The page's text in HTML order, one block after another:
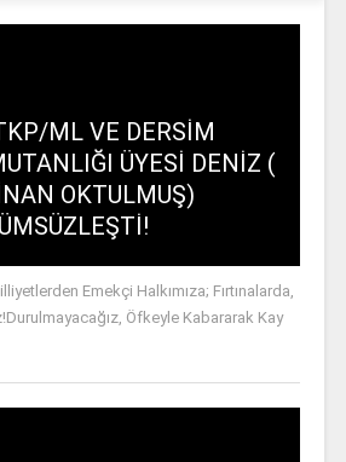
ML VE DERSİM
ÜYESİ DENİZ (
OKTULMUŞ)
Emekçi Halkımıza; Fırtınalarda,
Öfkeyle Kabararak Kay